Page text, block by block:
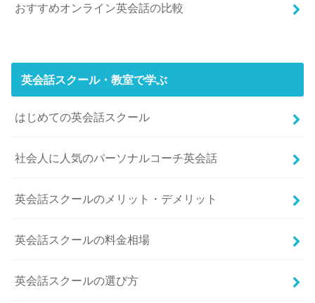
おすすめオンライン英会話の比較
英会話スクール・教室で学ぶ
はじめての英会話スクール
社会人に人気のパーソナルコーチ英会話
英会話スクールのメリット・デメリット
英会話スクールの料金相場
英会話スクールの選び方